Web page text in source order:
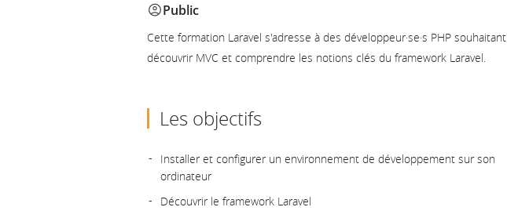
Public
Cette formation Laravel s'adresse à des développeur·se·s PHP souhaitant
découvrir MVC et comprendre les notions clés du framework Laravel.
Les objectifs
Installer et configurer un environnement de développement sur son
ordinateur
Découvrir le framework Laravel